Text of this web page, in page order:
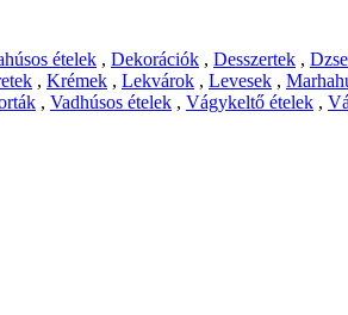
ételek , Dekorációk , Desszertek ,
, Krémek , Lekvárok , Levesek ,
, Vadhúsos ételek , Vágykeltő ételek ,